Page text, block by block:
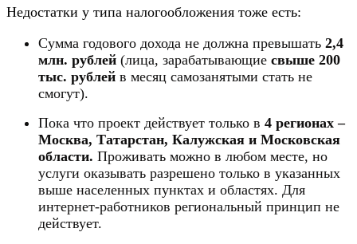
Недостатки у типа налогообложения тоже есть:
Сумма годового дохода не должна превышать 2,4
млн. рублей (лица, зарабатывающие свыше 200
тыс. рублей в месяц самозанятыми стать не
смогут).
Пока что проект действует только в 4 регионах –
Москва, Татарстан, Калужская и Московская
области. Проживать можно в любом месте, но
услуги оказывать разрешено только в указанных
выше населенных пунктах и областях. Для
интернет-работников региональный принцип не
действует.